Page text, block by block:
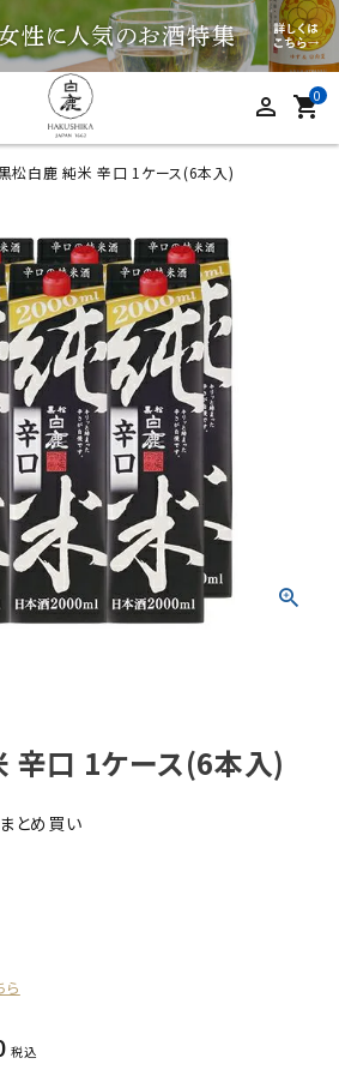
person_outline 0
shopping_cart
新規会員登録
松白鹿 純米 辛口 1ケース(6本入)
辛口 1ケース(6本入)
とめ買い
ら
税込